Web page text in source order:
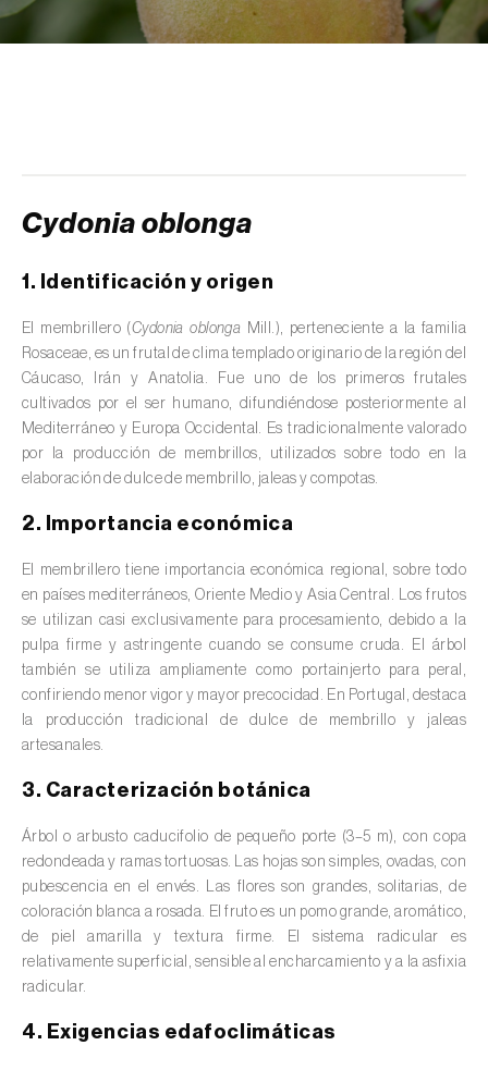
Alcaravea (Carum carvi)
Algarrobo ( Ceratonia siliqua
Algodonero (Gossypium spp.
Aliso (Alnus glutinosa)
Almendro ( Prunus dulcis)
Altramuz (Lupinus spp.)
Ambientes acuáticos (Pântanos, lagoas,
de tratamento de águas residuais
Anacardo (Anacardium occidentale)
Apio ( Apium graveolens)
Arándano (Vaccinium spp.)
Áreas no cultivadas (-
( Coriandrum, Petroselinum, Mentha, Ocimum,
Melissa, Pimpinella, Rosmarinus e outras
Arroz (Oryza spp.)
Avellano (Corylus avellana L.)
Avena (
Batata dulce (Ipomoea batatas)
Cydonia oblonga
1. Identificación y origen
El membrillero (Cydonia oblonga Mill.), perteneciente a la familia
Rosaceae, es un frutal de clima templado originario de la región del
Cáucaso, Irán y Anatolia. Fue uno de los primeros frutales
cultivados por el ser humano, difundiéndose posteriormente al
Mediterráneo y Europa Occidental. Es tradicionalmente valorado
por la producción de membrillos, utilizados sobre todo en la
elaboración de dulce de membrillo, jaleas y compotas.
2. Importancia económica
El membrillero tiene importancia económica regional, sobre todo
en países mediterráneos, Oriente Medio y Asia Central. Los frutos
se utilizan casi exclusivamente para procesamiento, debido a la
pulpa firme y astringente cuando se consume cruda. El árbol
también se utiliza ampliamente como portainjerto para peral,
confiriendo menor vigor y mayor precocidad. En Portugal, destaca
la producción tradicional de dulce de membrillo y jaleas
artesanales.
3. Caracterización botánica
Árbol o arbusto caducifolio de pequeño porte (3–5 m), con copa
redondeada y ramas tortuosas. Las hojas son simples, ovadas, con
pubescencia en el envés. Las flores son grandes, solitarias, de
coloración blanca a rosada. El fruto es un pomo grande, aromático,
de piel amarilla y textura firme. El sistema radicular es
relativamente superficial, sensible al encharcamiento y a la asfixia
radicular.
4. Exigencias edafoclimáticas